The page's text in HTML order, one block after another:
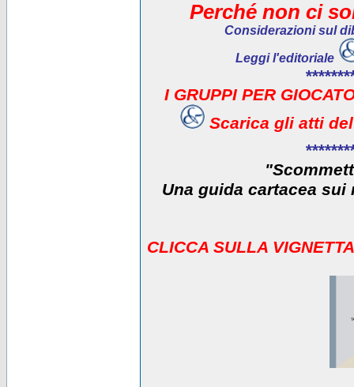
Perché non ci
Considerazioni sul
Leggi l'editoriale
I GRUPPI PER
Scarica gli atti
Una guida cartacea
CLICCA SULLA